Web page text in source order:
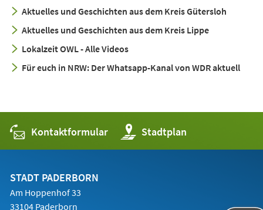
Aktuelles und Geschichten aus dem Kreis Gütersloh
Aktuelles und Geschichten aus dem Kreis Lippe
Lokalzeit OWL - Alle Videos
Für euch in NRW: Der Whatsapp-Kanal von WDR aktuell
Kontaktformular Stadtplan
(Öffnet
in
einem
STADT PADERBORN
Am Hoppenhof 33
33104 Paderborn